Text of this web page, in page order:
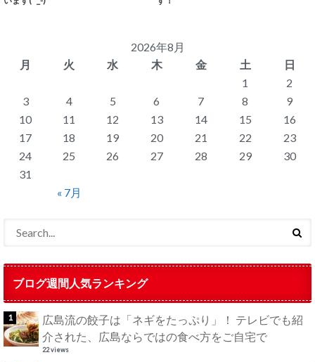
2026年8月
月
火 水 木 金 土 日
« 7月
1
2
3
4 5 6 7 8
9
10
11 12 13 14 15
16
17
18 19 20 21 22
23
24
25 26 27 28 29
30
31
ブログ週間人気ランキング
広島流の餃子は「ネギをたっぷり」！ テレビでも紹
介された、広島ならではの食べ方をご自宅で
22 views